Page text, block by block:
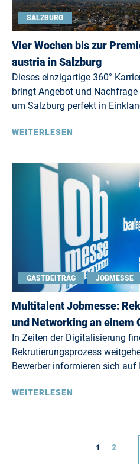
SALZBURG
Vier Wochen bis zur
austria in Salzburg
Dieses einzigartige 360°
bringt Angebot und
um Salzburg perfekt in
WEITERLESEN
GASTBEITRAG JOBMESSE
Multitalent Jobmesse:
und Networking an einem
In Zeiten der Digitalisierung
Rekrutierungsprozess
Bewerber informieren sich
WEITERLESEN
1 2